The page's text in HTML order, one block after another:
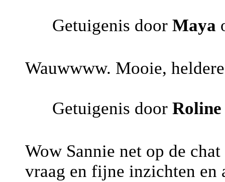
Getuigenis door Maya
Wauwwww. Mooie,
Getuigenis door Roline
Wow Sannie net op de
vraag en fijne inzichten en